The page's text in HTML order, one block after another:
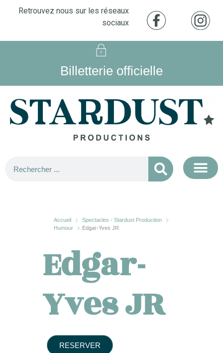
Retrouvez nous sur les réseaux
sociaux
Billetterie officielle
Accueil
Spectacles - Stardust Production
Humour
Edgar-Yves JR
Edgar-
Yves JR
RESERVER